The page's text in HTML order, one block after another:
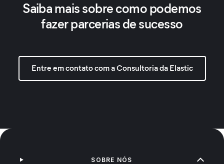
Saiba mais sobre como podemos
fazer parcerias de sucesso
Entre em contato com a Consultoria da Elastic
SOBRE NÓS